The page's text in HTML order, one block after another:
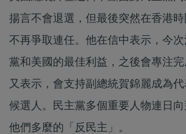
揚言不會退選，但最後突然在香港
不再爭取連任。他在信中表示，今
黨和美國的最佳利益，之後會專注
又表示，會支持副總統賀錦麗成為
候選人。民主黨多個重要人物連日
他們多麼的「反民主」。